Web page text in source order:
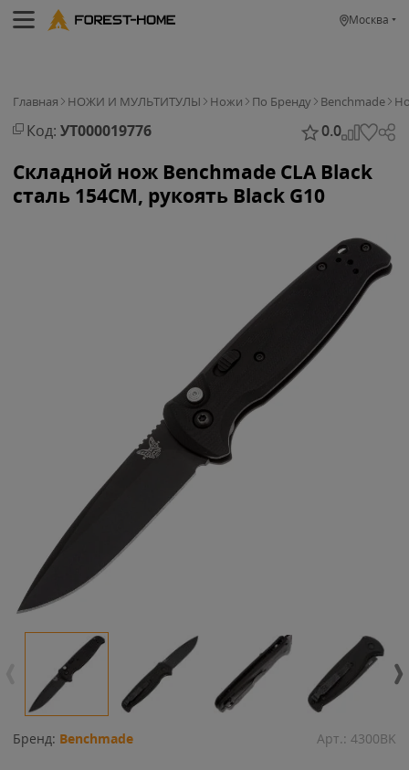
Москва
Главная НОЖИ И МУЛЬТИТУЛЫ Ножи По Бренду Benchmade
Код: УТ000019776 0.0
Складной нож Benchmade CLA Black
сталь 154CM, рукоять Black G10
Бренд: Benchmade Арт.: 4300BK